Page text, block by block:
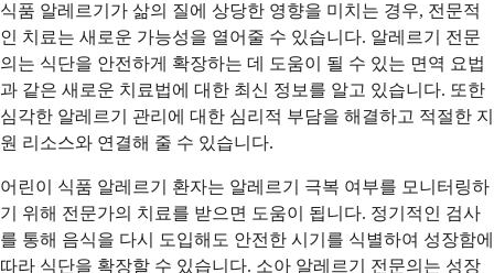
식품 알레르기가 삶의 질에 상당한 영향을 미치는 경우, 전문적
인 치료는 새로운 가능성을 열어줄 수 있습니다. 알레르기 전문
의는 식단을 안전하게 확장하는 데 도움이 될 수 있는 면역 요법
과 같은 새로운 치료법에 대한 최신 정보를 알고 있습니다. 또한
심각한 알레르기 관리에 대한 심리적 부담을 해결하고 적절한 지
원 리소스와 연결해 줄 수 있습니다.
어린이 식품 알레르기 환자는 알레르기 극복 여부를 모니터링하
기 위해 전문가의 치료를 받으면 도움이 됩니다. 정기적인 검사
를 통해 음식을 다시 도입해도 안전한 시기를 식별하여 성장함에
따라 식단을 확장할 수 있습니다. 소아 알레르기 전문의는 성장